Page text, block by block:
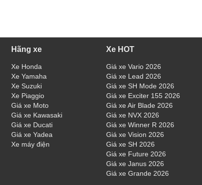
Hãng xe
Xe Honda
Xe Yamaha
Xe Suzuki
Xe Piaggio
Giá xe Moto
Giá xe Kawasaki
Giá xe Ducati
Giá xe Yadea
Xe máy điện
Xe HOT
Giá xe Vario 2026
Giá xe Lead 2026
Giá xe SH Mode 2026
Giá xe Exciter 155 2026
Giá xe Air Blade 2026
Giá xe NVX 2026
Giá xe Winner R 2026
Giá xe Vision 2026
Giá xe SH 2026
Giá xe Future 2026
Giá xe Janus 2026
Giá xe Grande 2026